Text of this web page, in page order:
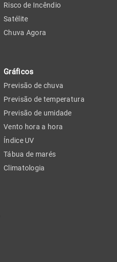
Risco de Incêndio
Satélite
Chuva Agora
Gráficos
Previsão de chuva
Previsão de temperatura
Previsão de umidade
Vento hora a hora
Índice UV
Tábua de marés
Climatologia